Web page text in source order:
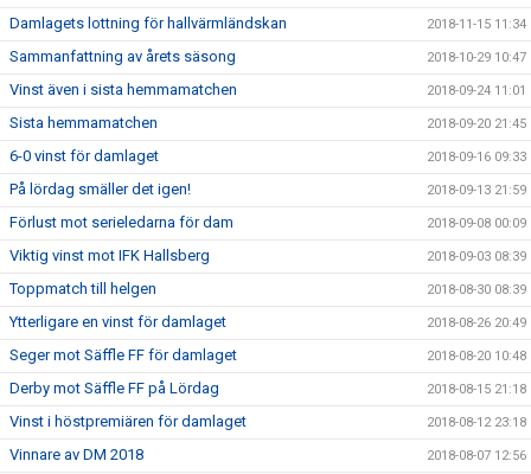
Damlagets lottning för hallvärmländskan 2018-11-15 11:34
Sammanfattning av årets säsong 2018-10-29 10:47
Vinst även i sista hemmamatchen 2018-09-24 11:01
Sista hemmamatchen 2018-09-20 21:45
6-0 vinst för damlaget 2018-09-16 09:33
På lördag smäller det igen! 2018-09-13 21:59
Förlust mot serieledarna för dam 2018-09-08 00:09
Viktig vinst mot IFK Hallsberg 2018-09-03 08:39
Toppmatch till helgen 2018-08-30 08:39
Ytterligare en vinst för damlaget 2018-08-26 20:49
Seger mot Säffle FF för damlaget 2018-08-20 10:48
Derby mot Säffle FF på Lördag 2018-08-15 21:18
Vinst i höstpremiären för damlaget 2018-08-12 23:18
Vinnare av DM 2018 2018-08-07 12:56